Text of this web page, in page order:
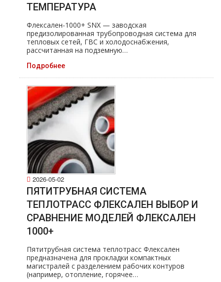
ТЕМПЕРАТУРА
Флексален-1000+ SNX — заводская
предизолированная трубопроводная система для
тепловых сетей, ГВС и холодоснабжения,
рассчитанная на подземную…
Подробнее
2026-05-02
ПЯТИТРУБНАЯ СИСТЕМА
ТЕПЛОТРАСС ФЛЕКСАЛЕН ВЫБОР И
СРАВНЕНИЕ МОДЕЛЕЙ ФЛЕКСАЛЕН
1000+
Пятитрубная система теплотрасс Флексален
предназначена для прокладки компактных
магистралей с разделением рабочих контуров
(например, отопление, горячее…